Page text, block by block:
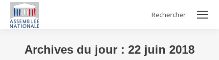
Search:
Rechercher
Archives du jour : 22 juin 2018